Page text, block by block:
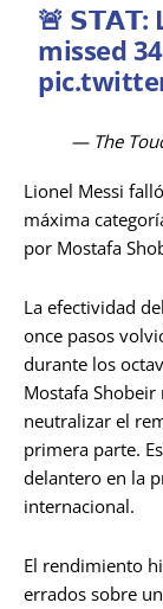
🚨 𝗦𝗧𝗔𝗧:
missed
— The
Lionel Messi
máxima
por Mostafa
La efectividad
once pasos
durante los
Mostafa
neutralizar el
primera parte.
delantero en la
internacional.
El rendimiento
errados sobre